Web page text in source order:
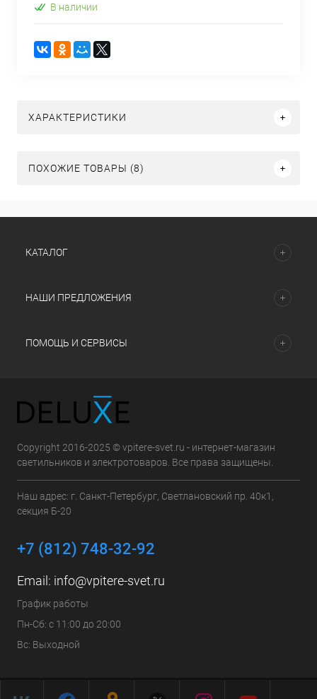
В наличии
ХАРАКТЕРИСТИКИ
ПОХОЖИЕ ТОВАРЫ (8)
КАТАЛОГ
НАШИ ПРЕДЛОЖЕНИЯ
ПОМОЩЬ И СЕРВИСЫ
Copyright 2016-2025 © vpitere-svet.ru - интернет-магазин
светильников и электротоваров. Все права защищены.
Наш адрес: г. Санкт-Петербург, Светлановский пр. 40к1,
секция Б-20
+7 (812) 748-32-92
Email: info@vpitere-svet.ru
График работы
Пн-Сб: с 11:00 до 20:00
Вс: Выходной